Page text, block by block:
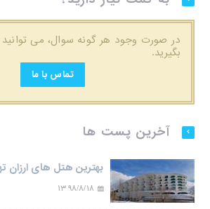
در صورت وجود هر گونه سوال، می توانید
بگیرید.
تماس با ما
آخرین پست ها
بهترین هتل های
۱۳۹۸/۸/۱۸